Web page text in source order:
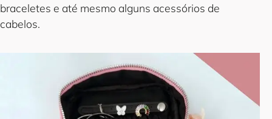
braceletes e até mesmo alguns acessórios de
cabelos.